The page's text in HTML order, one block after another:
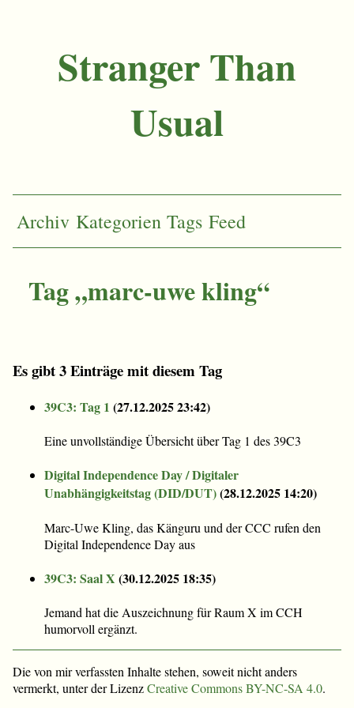
Stranger Than
Usual
Archiv Kategorien Tags Feed
Tag „marc-uwe kling“
Es gibt 3 Einträge mit diesem Tag
39C3: Tag 1 (27.12.2025 23:42)
Eine unvollständige Übersicht über Tag 1 des 39C3
Digital Independence Day / Digitaler
Unabhängigkeitstag (DID/DUT)(28.12.2025 14:20)
Marc-Uwe Kling, das Känguru und der CCC rufen den
Digital Independence Day aus
39C3: Saal X (30.12.2025 18:35)
Jemand hat die Auszeichnung für Raum X im CCH
humorvoll ergänzt.
Die von mir verfassten Inhalte stehen, soweit nicht anders
vermerkt, unter der LizenzCreative Commons BY-NC-SA 4.0.